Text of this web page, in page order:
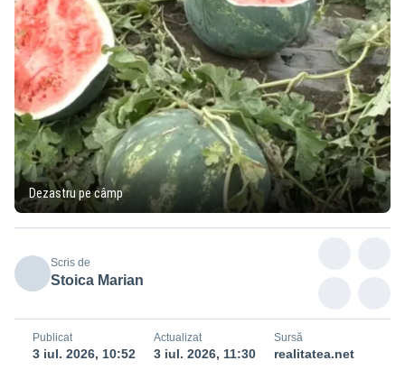
Dezastru pe câmp
Scris de
Stoica Marian
Publicat
3 iul. 2026, 10:52
Actualizat
3 iul. 2026, 11:30
Sursă
realitatea.net